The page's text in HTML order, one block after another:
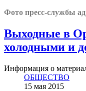
Фото пресс-службы
Выходные в
холодными и
Информация о
ОБЩЕСТВО
15 мая 2015